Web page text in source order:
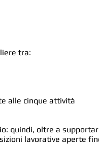
tra:
alle cinque attività
quindi, oltre a
lavorative aperte